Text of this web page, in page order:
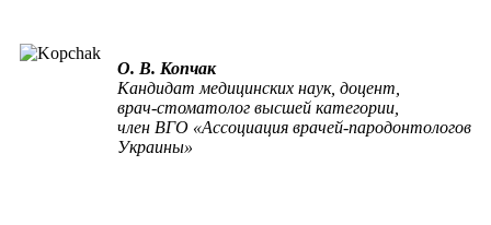
О. В. Копчак
Кандидат медицинских наук, доцент,
врач-стоматолог высшей категории,
член ВГО «Ассоциация врачей-пародонтологов
Украины»